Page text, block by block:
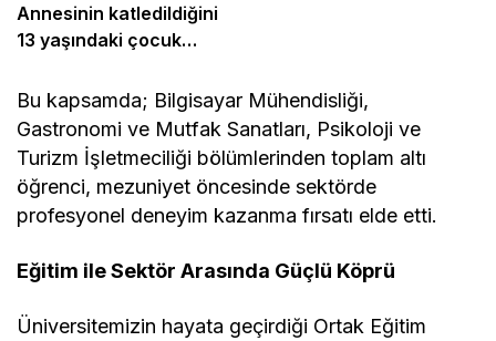
Annesinin katledildiğini
13 yaşındaki çocuk
Bu kapsamda; Bilgisayar Mühendisliği,
Gastronomi ve Mutfak Sanatları, Psikoloji ve
Turizm İşletmeciliği bölümlerinden toplam altı
öğrenci, mezuniyet öncesinde sektörde
profesyonel deneyim kazanma fırsatı elde etti.
Eğitim ile Sektör Arasında Güçlü Köprü
Üniversitemizin hayata geçirdiği Ortak Eğitim